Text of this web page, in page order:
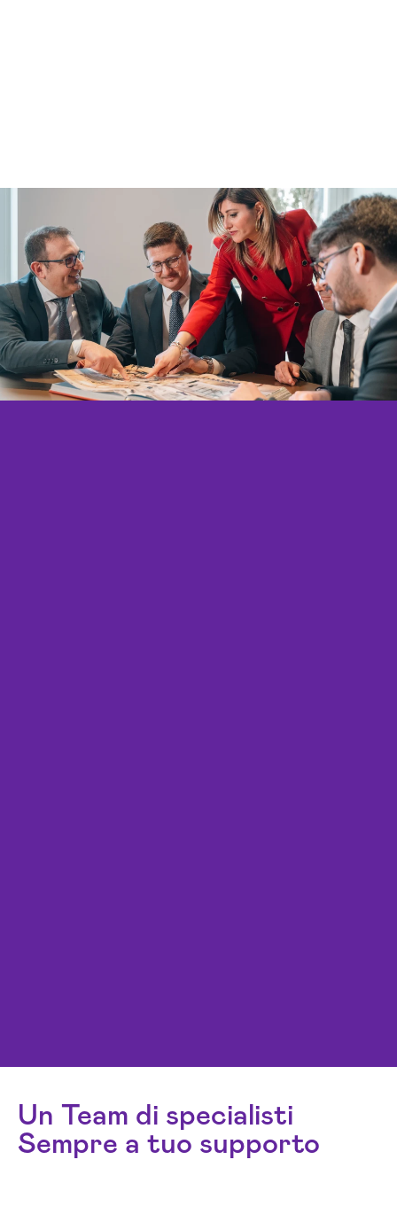
Un Team di specialisti
Sempre a tuo supporto